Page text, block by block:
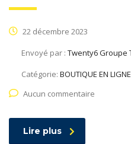
22 décembre 2023
Envoyé par : Twenty6 Groupe
Catégorie: BOUTIQUE EN
Aucun commentaire
Lire plus